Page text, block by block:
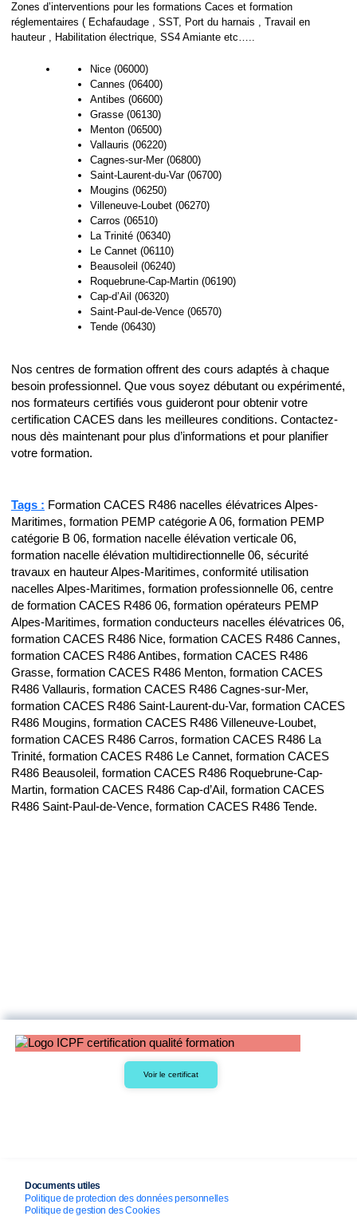
Zones d’interventions pour les formations Caces et formation
réglementaires ( Echafaudage , SST, Port du harnais , Travail en
hauteur , Habilitation électrique, SS4 Amiante etc…..
Nice (06000)
Cannes (06400)
Antibes (06600)
Grasse (06130)
Menton (06500)
Vallauris (06220)
Cagnes-sur-Mer (06800)
Saint-Laurent-du-Var (06700)
Mougins (06250)
Villeneuve-Loubet (06270)
Carros (06510)
La Trinité (06340)
Le Cannet (06110)
Beausoleil (06240)
Roquebrune-Cap-Martin (06190)
Cap-d’Ail (06320)
Saint-Paul-de-Vence (06570)
Tende (06430)
Nos centres de formation offrent des cours adaptés à chaque
besoin professionnel. Que vous soyez débutant ou expérimenté,
nos formateurs certifiés vous guideront pour obtenir votre
certification CACES dans les meilleures conditions. Contactez-
nous dès maintenant pour plus d’informations et pour planifier
votre formation.
Tags : Formation CACES R486 nacelles élévatrices Alpes-
Maritimes, formation PEMP catégorie A 06, formation PEMP
catégorie B 06, formation nacelle élévation verticale 06,
formation nacelle élévation multidirectionnelle 06, sécurité
travaux en hauteur Alpes-Maritimes, conformité utilisation
nacelles Alpes-Maritimes, formation professionnelle 06, centre
de formation CACES R486 06, formation opérateurs PEMP
Alpes-Maritimes, formation conducteurs nacelles élévatrices 06,
formation CACES R486 Nice, formation CACES R486 Cannes,
formation CACES R486 Antibes, formation CACES R486
Grasse, formation CACES R486 Menton, formation CACES
R486 Vallauris, formation CACES R486 Cagnes-sur-Mer,
formation CACES R486 Saint-Laurent-du-Var, formation CACES
R486 Mougins, formation CACES R486 Villeneuve-Loubet,
formation CACES R486 Carros, formation CACES R486 La
Trinité, formation CACES R486 Le Cannet, formation CACES
R486 Beausoleil, formation CACES R486 Roquebrune-Cap-
Martin, formation CACES R486 Cap-d’Ail, formation CACES
R486 Saint-Paul-de-Vence, formation CACES R486 Tende.
Voir le certificat
Documents utiles
Politique de protection des données personnelles
Politique de gestion des Cookies